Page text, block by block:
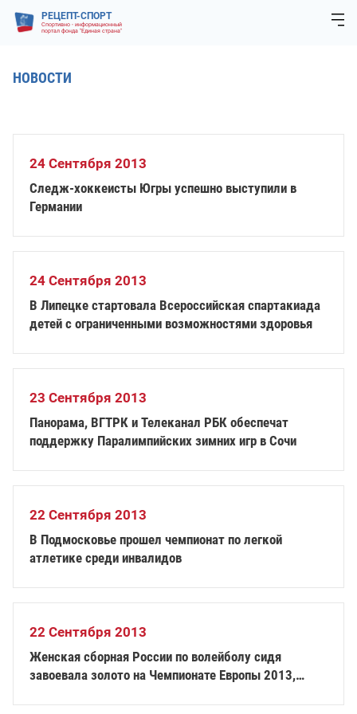
РЕЦЕПТ-СПОРТ
Спортивно - информационный
портал фонда "Единая страна"
НОВОСТИ
24 Сентября 2013
Следж-хоккеисты Югры успешно выступили в
Германии
24 Сентября 2013
В Липецке стартовала Всероссийская спартакиада
детей с ограниченными возможностями здоровья
23 Сентября 2013
Панорама, ВГТРК и Телеканал РБК обеспечат
поддержку Паралимпийских зимних игр в Сочи
22 Сентября 2013
В Подмосковье прошел чемпионат по легкой
атлетике среди инвалидов
22 Сентября 2013
Женская сборная России по волейболу сидя
завоевала золото на Чемпионате Европы 2013,